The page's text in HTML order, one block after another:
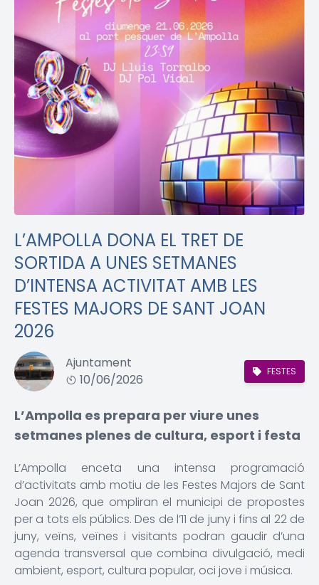
L’AMPOLLA DONA EL TRET DE
SORTIDA A UNES SETMANES
D’INTENSA ACTIVITAT AMB LES
FESTES MAJORS DE SANT JOAN
2026
Ajuntament
10/06/2026
FESTES
L’Ampolla es prepara per viure unes
setmanes plenes de cultura, esport i festa
L’Ampolla enceta una intensa programació
d’activitats amb motiu de les Festes Majors de Sant
Joan 2026, que ompliran el municipi de propostes
per a tots els públics. Des de l’11 de juny i fins al 22 de
juny, veïns, veïnes i visitants podran gaudir d’una
agenda transversal que combina divulgació, medi
ambient, esport, cultura popular, oci jove i música.